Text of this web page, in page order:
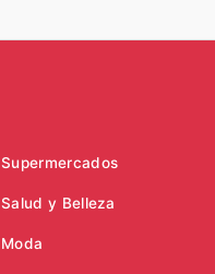
Supermercados
Salud y Belleza
Moda